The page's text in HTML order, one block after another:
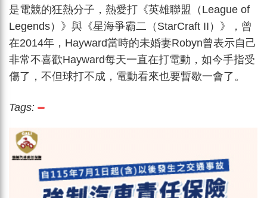
是電競的狂熱分子，熱愛打《英雄聯盟（League of
Legends）》與《星海爭霸二（StarCraft II）》，曾
在2014年，Hayward當時的未婚妻Robyn曾表示自己
非常不喜歡Hayward每天一直在打電動，如今手指受
傷了，不但球打不成，電動看來也要暫歇一會了。
Tags: